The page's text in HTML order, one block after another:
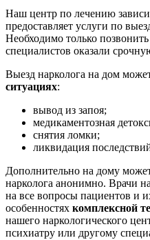
Наш центр по лечению
предоставляет услуги по
Необходимо только
специалистов оказали
Выезд нарколога на дом
ситуациях:
вывод из запоя;
медикаментозная
снятия ломки;
ликвидация
Дополнительно на дому
нарколога анонимно. Врачи
на все вопросы пациентов и
особенностях комплексной
нашего наркологического
психиатру или другому